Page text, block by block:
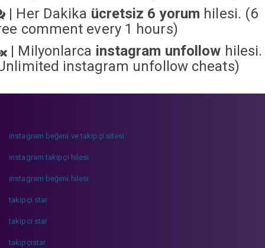
| Her Dakika ücretsiz 6 yorum hilesi. (6
comment every 1 hours)
| Milyonlarca instagram unfollow hilesi.
instagram unfollow cheats)
instagram beğeni ve takipçi sitesi
instagram takipçi hilesi
instagram beğeni hilesi
takipçi star
takipci star
takipçistar